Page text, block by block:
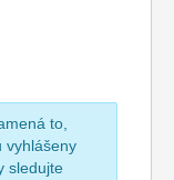
to,
vyhlášeny
sledujte